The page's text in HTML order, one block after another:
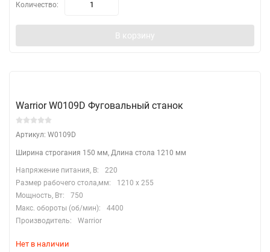
Количество:
В корзину
Warrior W0109D Фуговальный станок
Артикул: W0109D
Ширина строгания 150 мм, Длина стола 1210 мм
Напряжение питания, В:
220
Размер рабочего стола,мм:
1210 х 255
Мощность, Вт:
750
Макс. обороты (об/мин):
4400
Производитель:
Warrior
Нет в наличии